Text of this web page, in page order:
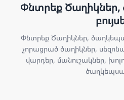
Փնտրեք
Փնտրեք Ծաղիկներ,
չորացրած ծաղիկներ,
վարդեր, մանուշակներ,